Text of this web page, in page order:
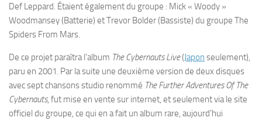
Def Leppard. Étaient également du groupe : Mick « Woody »
Woodmansey (Batterie) et Trevor Bolder (Bassiste) du groupe The
Spiders From Mars.
De ce projet paraîtra l’album The Cybernauts Live(Japon seulement),
paru en 2001. Par la suite une deuxième version de deux disques
avec sept chansons studio renommé The Further Adventures Of The
Cybernauts, fut mise en vente sur internet, et seulement via le site
officiel du groupe, ce qui en a fait un album rare, aujourd’hui